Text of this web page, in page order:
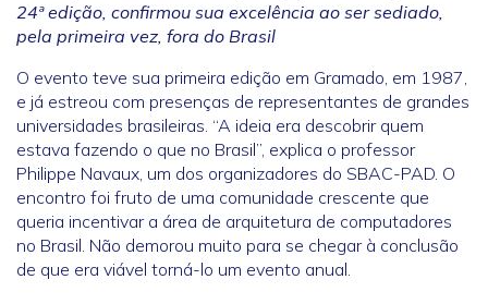
24ª edição, confirmou sua excelência ao ser sediado,
pela primeira vez, fora do Brasil
O evento teve sua primeira edição em Gramado, em 1987,
e já estreou com presenças de representantes de grandes
universidades brasileiras. “A ideia era descobrir quem
estava fazendo o que no Brasil”, explica o professor
Philippe Navaux, um dos organizadores do SBAC-PAD. O
encontro foi fruto de uma comunidade crescente que
queria incentivar a área de arquitetura de computadores
no Brasil. Não demorou muito para se chegar à conclusão
de que era viável torná-lo um evento anual.